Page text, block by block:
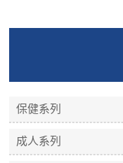
保健系列
成人系列